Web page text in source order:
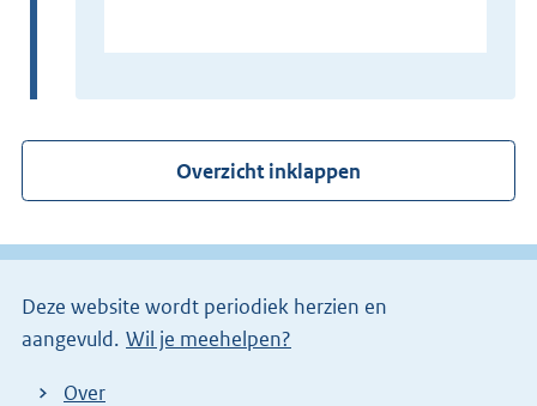
e
e
i
n
)
x
r
n
l
n
Overzicht inklappen
Deze website wordt periodiek herzien en
aangevuld. Wil je meehelpen?
Over